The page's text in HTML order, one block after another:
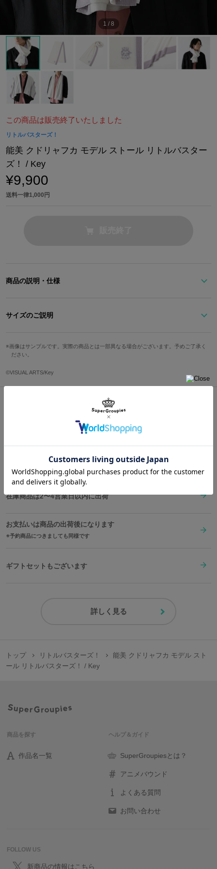
1 / 8
この商品は販売終了いたしました
リトルバスターズ！
能美 クドリャフカ モデル ストール リトルバスター
ズ！ / Key
¥9,900
送料一律1,000円
商品の説明・仕様
シンプルながらもわかる人にはわかる、クドのマントをモデルにし
端には「リトルバスターズ！」マークの刺繍を施し、みんなとの絆
ウール混生地を使用し、触り心地がいいのも魅力的。約174×68cm
の大判サイズで、ソファに掛けるなどインテリアとしてもおすす
実は南の国出身で寒がりなクドを思いながらデザインしたアイテ
ム。柔らかい暖かさが一緒に寒い季節を乗り越えてくれます。
サイズのご説明
174cm
※着用モデル身長：181cm
画像はサンプルです。実際の商品とは一部異なる場合がございます。予めご了承く
ださい。
©VISUAL ARTS/Key
お買い物で困った時はこちらをチェック
送料は全国一律1,000円。表示価格は全て税込みです。
在庫商品は2〜4営業日以内に出荷
お支払いは商品の出荷後になります
予約商品につきましても同様です
ギフトセットもございます
詳しく見る
トップ リトルバスターズ！
能美 クドリャフカ モデル スト
ール リトルバスターズ！ / Key
商品を探す
作品名一覧
ヘルプ＆ガイド
SuperGroupiesとは？
アニメバウンド
よくある質問
お問い合わせ
FOLLOW US
新商品の情報はこちら